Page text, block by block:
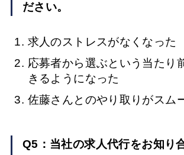
ださい。
求人のストレスがなくなった
応募者から選ぶという当たり
きるようになった
佐藤さんとのやり取りがスム
Q5：当社の求人代行をお知り